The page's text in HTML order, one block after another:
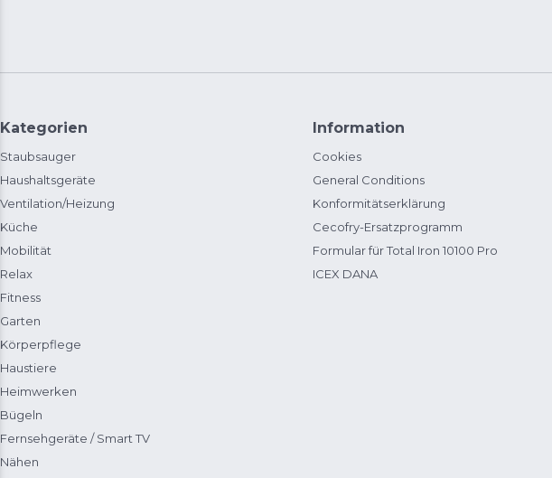
Kategorien
Staubsauger
Haushaltsgeräte
Ventilation/Heizung
Küche
Mobilität
Relax
Fitness
Garten
Körperpflege
Haustiere
Heimwerken
Bügeln
Fernsehgeräte / Smart TV
Nähen
Information
Cookies
General Conditions
Konformitätserklärung
Cecofry-Ersatzprogramm
Formular für Total Iron 10100 Pro
ICEX DANA